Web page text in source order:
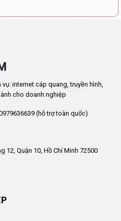
internet cáp quang, truyền hình,
cho doanh nghiệp
(hỗ trợ toàn quốc)
12, Quận 10, Hồ Chí Minh 72500